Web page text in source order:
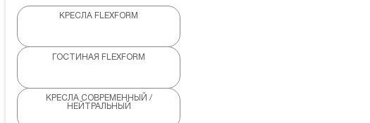
КРЕСЛА FLEXFORM
ГОСТИНАЯ FLEXFORM
КРЕСЛА СОВРЕМЕННЫЙ /
НЕЙТРАЛЬНЫЙ